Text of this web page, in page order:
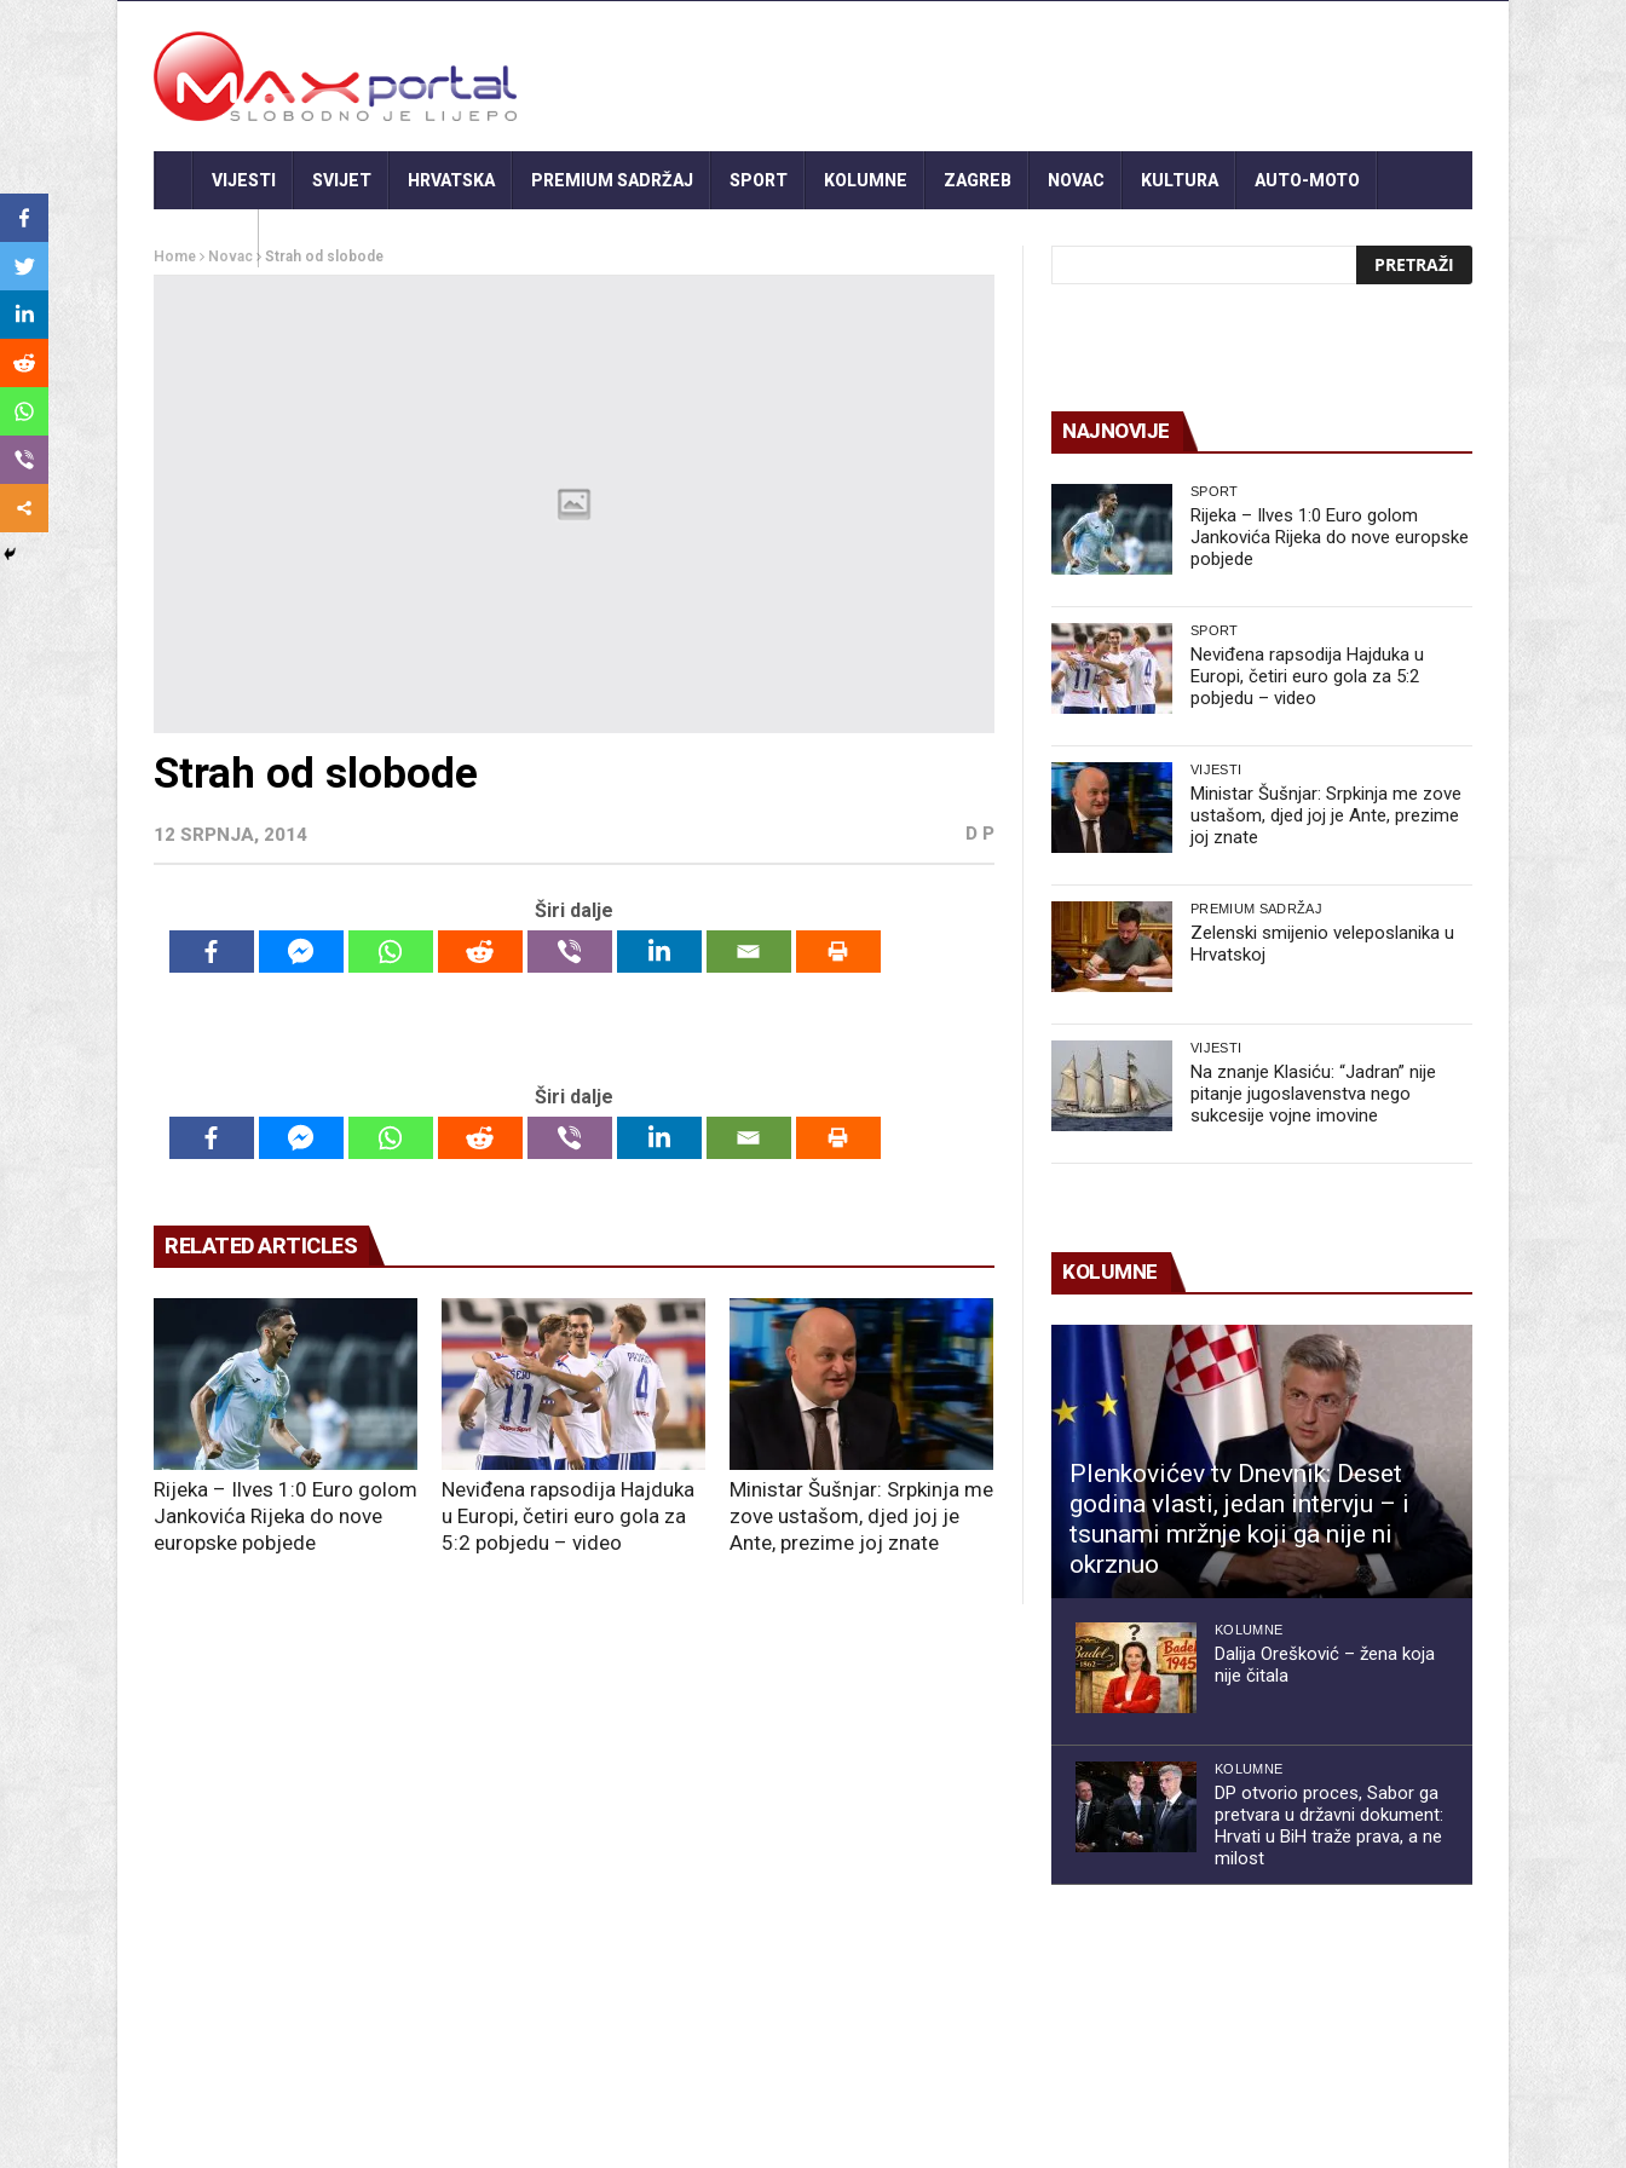
VIJESTI SVIJET HRVATSKA PREMIUM SADRŽAJ SPORT KOLUMNE ZAGREB NOVAC KULTURA AUTO-MOTO
Home Novac Strah od slobode
Strah od slobode
12 SRPNJA, 2014 D P
Širi dalje
Širi dalje
RELATED ARTICLES
Rijeka – Ilves 1:0 Euro golom
Jankovića Rijeka do nove
europske pobjede
Neviđena rapsodija Hajduka
u Europi, četiri euro gola za
5:2 pobjedu – video
Ministar Šušnjar: Srpkinja me
zove ustašom, djed joj je
Ante, prezime joj znate
NAJNOVIJE
SPORT
Rijeka – Ilves 1:0 Euro golom
Jankovića Rijeka do nove europske
pobjede
SPORT
Neviđena rapsodija Hajduka u
Europi, četiri euro gola za 5:2
pobjedu – video
VIJESTI
Ministar Šušnjar: Srpkinja me zove
ustašom, djed joj je Ante, prezime
joj znate
PREMIUM SADRŽAJ
Zelenski smijenio veleposlanika u
Hrvatskoj
VIJESTI
Na znanje Klasiću: “Jadran” nije
pitanje jugoslavenstva nego
sukcesije vojne imovine
KOLUMNE
Plenkovićev tv Dnevnik: Deset
godina vlasti, jedan intervju – i
tsunami mržnje koji ga nije ni
okrznuo
KOLUMNE
Dalija Orešković – žena koja
nije čitala
KOLUMNE
DP otvorio proces, Sabor ga
pretvara u državni dokument:
Hrvati u BiH traže prava, a ne
milost